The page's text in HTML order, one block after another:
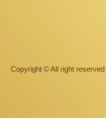
Copyright © All right